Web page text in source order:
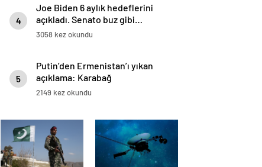
4
Joe Biden 6 aylık hedeflerini
açıkladı. Senato buz gibi…
3058 kez okundu
5
Putin’den Ermenistan’ı yıkan
açıklama: Karabağ
Azerbaycan’ın ayrılmaz bir
2149 kez okundu